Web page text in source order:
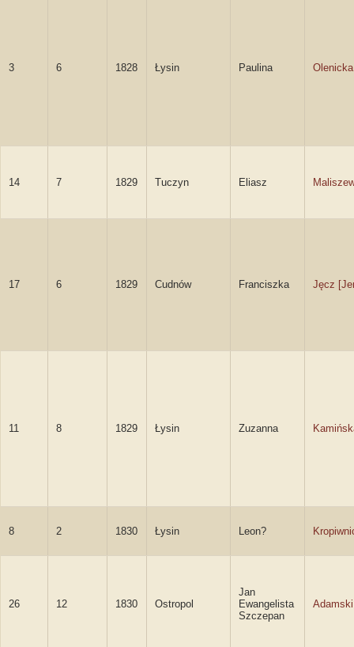
3 6 1828 Łysin Paulina Olenicka
14 7 1829 Tuczyn Eliasz
17 6 1829 Cudnów Franciszka Jęcz
11 8 1829 Łysin Zuzanna
8 2 1830 Łysin Leon?
26 12 1830 Ostropol
Jan
Ewangelista
Szczepan
Adamski